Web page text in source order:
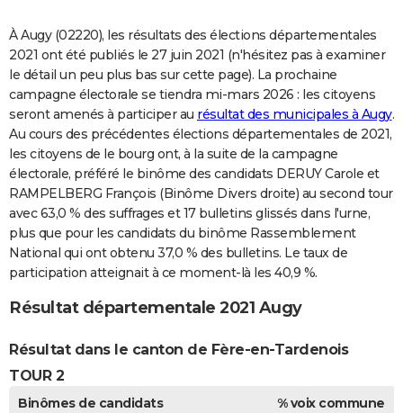
COPAINS D'AVANT
S'inscrire
Se connecter
Lycées
Collèges
Primaires
Universités
Entreprises
Service militaire
Avis de recherche
AVIS DE DÉCÈS
FORUM
Bricolage
Lifestyle
Culture
Sport
Auto
Television
Voyage
Cinema
À Augy (02220), les résultats des élections départementales
2021 ont été publiés le 27 juin 2021 (n'hésitez pas à examiner
le détail un peu plus bas sur cette page). La prochaine
campagne électorale se tiendra mi-mars 2026 : les citoyens
seront amenés à participer au résultat des municipales à Augy.
Au cours des précédentes élections départementales de 2021,
les citoyens de le bourg ont, à la suite de la campagne
électorale, préféré le binôme des candidats DERUY Carole et
RAMPELBERG François (Binôme Divers droite) au second tour
avec 63,0 % des suffrages et 17 bulletins glissés dans l'urne,
plus que pour les candidats du binôme Rassemblement
National qui ont obtenu 37,0 % des bulletins. Le taux de
participation atteignait à ce moment-là les 40,9 %.
Résultat départementale 2021 Augy
Résultat dans le canton de Fère-en-Tardenois
TOUR 2
Binômes de candidats
% voix commune